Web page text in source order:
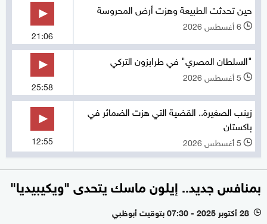
حين تحدثت الطبيعة وهزت أرض المحروسة
l 6 أغسطس 2026
21:06
"السلطان المصري" في طرابزون التركي
l 5 أغسطس 2026
25:58
زينب الصغيرة.. القضية التي هزت الضمائر في
باكستان
l 5 أغسطس 2026 12:55
بمنافس جديد.. إيلون ماسك يتحدى "ويكيبيديا"
l 28 أكتوبر 2025 - 07:30 بتوقيت أبوظبي